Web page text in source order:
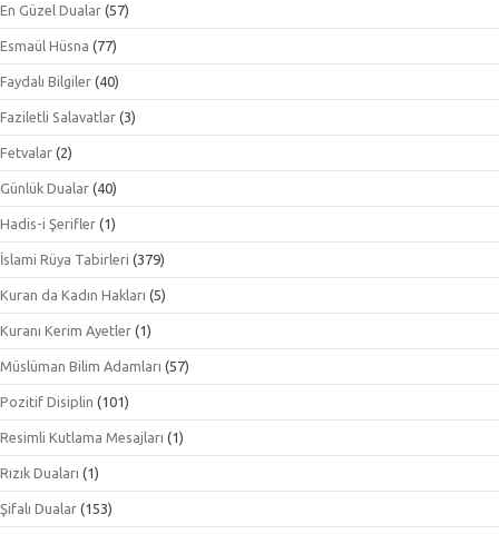
En Güzel Dualar (57)
Esmaül Hüsna (77)
Faydalı Bilgiler (40)
Faziletli Salavatlar (3)
Fetvalar (2)
Günlük Dualar (40)
Hadis-i Şerifler (1)
İslami Rüya Tabirleri (379)
Kuran da Kadın Hakları (5)
Kuranı Kerim Ayetler (1)
Müslüman Bilim Adamları (57)
Pozitif Disiplin (101)
Resimli Kutlama Mesajları (1)
Rızık Duaları (1)
Şifalı Dualar (153)